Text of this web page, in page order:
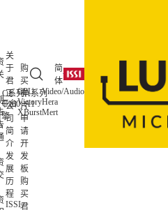
C系列
C100
A系列
A1
台
CPU
Victory
XBurst
Video/Audio
Hera
Mert
ISP/AISP
Tiziano
低功耗
Zeratul
Atlas
关
于
君
正
公
司
简
介
发
展
历
程
ISSI
购
买
样
片
申
请
开
发
板
购
买
君
简
体